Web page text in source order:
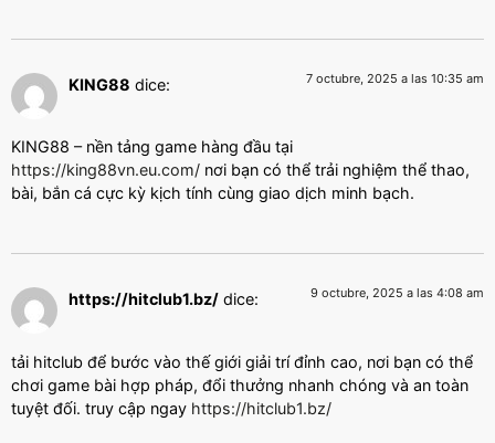
KING88 dice: 7 octubre, 2025 a las 10:35 am
KING88 – nền tảng game hàng đầu tại
https://king88vn.eu.com/ nơi bạn có thể trải nghiệm thể thao,
bài, bắn cá cực kỳ kịch tính cùng giao dịch minh bạch.
https://hitclub1.bz/ dice: 9 octubre, 2025 a las 4:08 am
tải hitclub để bước vào thế giới giải trí đỉnh cao, nơi bạn có thể
chơi game bài hợp pháp, đổi thưởng nhanh chóng và an toàn
tuyệt đối. truy cập ngay https://hitclub1.bz/